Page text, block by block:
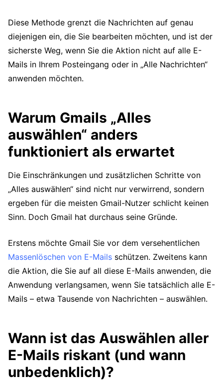
Diese Methode grenzt die Nachrichten auf genau
diejenigen ein, die Sie bearbeiten möchten, und ist der
sicherste Weg, wenn Sie die Aktion nicht auf alle E-
Mails in Ihrem Posteingang oder in „Alle Nachrichten“
anwenden möchten.
Warum Gmails „Alles
auswählen“ anders
funktioniert als erwartet
Die Einschränkungen und zusätzlichen Schritte von
„Alles auswählen“ sind nicht nur verwirrend, sondern
ergeben für die meisten Gmail-Nutzer schlicht keinen
Sinn. Doch Gmail hat durchaus seine Gründe.
Erstens möchte Gmail Sie vor dem versehentlichen
Massenlöschen von E-Mails schützen. Zweitens kann
die Aktion, die Sie auf all diese E-Mails anwenden, die
Anwendung verlangsamen, wenn Sie tatsächlich alle E-
Mails – etwa Tausende von Nachrichten – auswählen.
Wann ist das Auswählen aller
E-Mails riskant (und wann
unbedenklich)?